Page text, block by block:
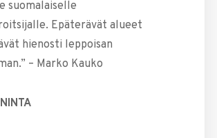
suomalaiselle
Epäterävät alueet
hienosti leppoisan
– Marko Kauko